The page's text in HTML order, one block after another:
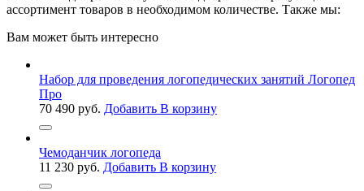
ассортимент товаров в необходимом количестве. Также мы:
Вам может быть интересно
Набор для проведения логопедических занятий Логопед
Про
70 490 руб. Добавить В корзину
Чемоданчик логопеда
11 230 руб. Добавить В корзину